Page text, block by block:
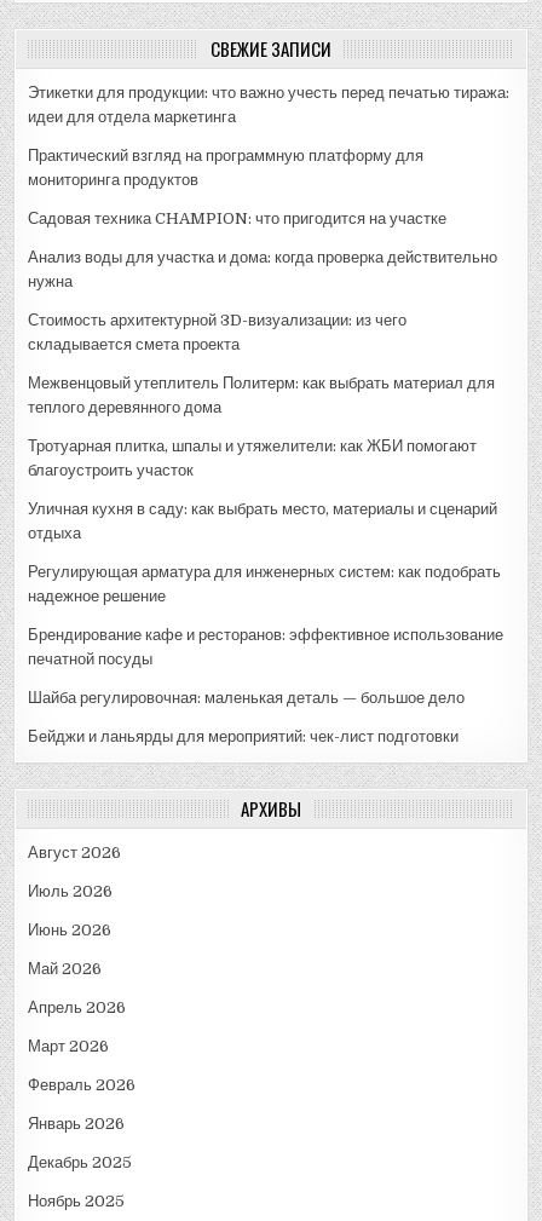
СВЕЖИЕ ЗАПИСИ
Этикетки для продукции: что важно учесть перед печатью тиража:
идеи для отдела маркетинга
Практический взгляд на программную платформу для
мониторинга продуктов
Садовая техника CHAMPION: что пригодится на участке
Анализ воды для участка и дома: когда проверка действительно
нужна
Стоимость архитектурной 3D-визуализации: из чего
складывается смета проекта
Межвенцовый утеплитель Политерм: как выбрать материал для
теплого деревянного дома
Тротуарная плитка, шпалы и утяжелители: как ЖБИ помогают
благоустроить участок
Уличная кухня в саду: как выбрать место, материалы и сценарий
отдыха
Регулирующая арматура для инженерных систем: как подобрать
надежное решение
Брендирование кафе и ресторанов: эффективное использование
печатной посуды
Шайба регулировочная: маленькая деталь — большое дело
Бейджи и ланьярды для мероприятий: чек-лист подготовки
АРХИВЫ
Август 2026
Июль 2026
Июнь 2026
Май 2026
Апрель 2026
Март 2026
Февраль 2026
Январь 2026
Декабрь 2025
Ноябрь 2025